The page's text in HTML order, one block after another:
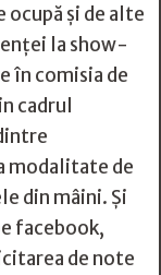
ocupă și de alte
la show-
în comisia de
cadrul
modalitate de
din mâini. Și
facebook,
de note